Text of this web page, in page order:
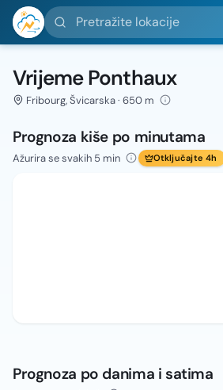
Pretražite lokacije
Vrijeme Ponthaux
Fribourg, Švicarska · 650 m
Prognoza kiše po minutama
Ažurira se svakih 5 min Otključajte 4h
Prognoza po danima i satima